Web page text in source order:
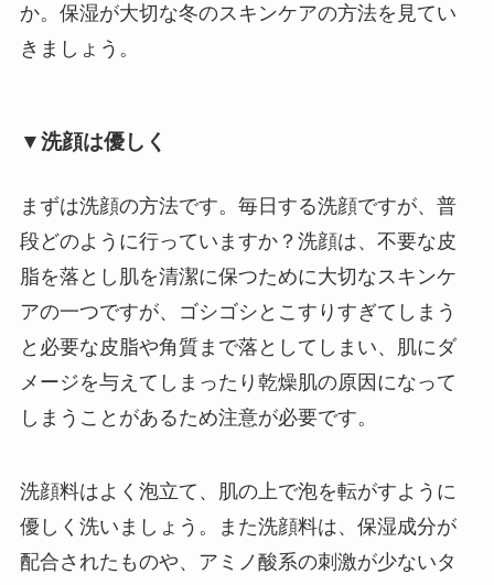
か。保湿が大切な冬のスキンケアの方法を見てい
きましょう。
▼洗顔は優しく
まずは洗顔の方法です。毎日する洗顔ですが、普
段どのように行っていますか？洗顔は、不要な皮
脂を落とし肌を清潔に保つために大切なスキンケ
アの一つですが、ゴシゴシとこすりすぎてしまう
と必要な皮脂や角質まで落としてしまい、肌にダ
メージを与えてしまったり乾燥肌の原因になって
しまうことがあるため注意が必要です。
洗顔料はよく泡立て、肌の上で泡を転がすように
優しく洗いましょう。また洗顔料は、保湿成分が
配合されたものや、アミノ酸系の刺激が少ないタ